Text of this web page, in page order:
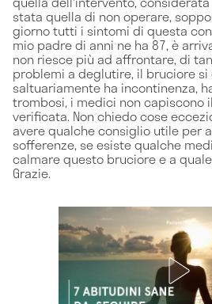
stata quella di non operare,
giorno tutti i sintomi di questa
mio padre di anni ne ha 87, è
non riesce più ad affrontare, di
problemi a deglutire, il bruciore
saltuariamente ha incontinenza,
trombosi, i medici non capiscono
verificata. Non chiedo cose
avere qualche consiglio utile per
sofferenze, se esiste qualche
calmare questo bruciore e a
Grazie.